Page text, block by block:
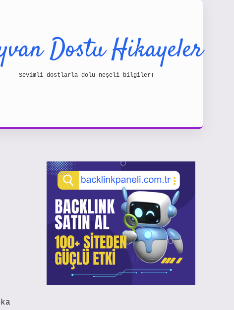
Dostu Hikayeler
Sevimli dostlarla dolu neşeli bilgiler!